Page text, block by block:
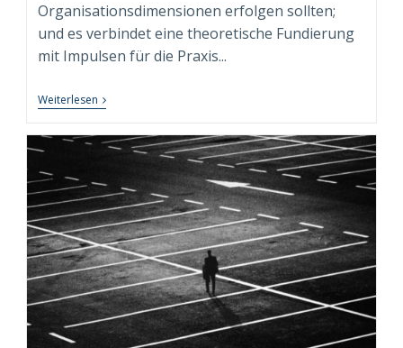
Organisationsdimensionen erfolgen sollten;
und es verbindet eine theoretische Fundierung
mit Impulsen für die Praxis...
Weiterlesen Fachbuch
“Syndimensionale
Zur
Nachhaltigen
Transformation”
Beim
Springer
Gabler
Verlag
Erschienen!